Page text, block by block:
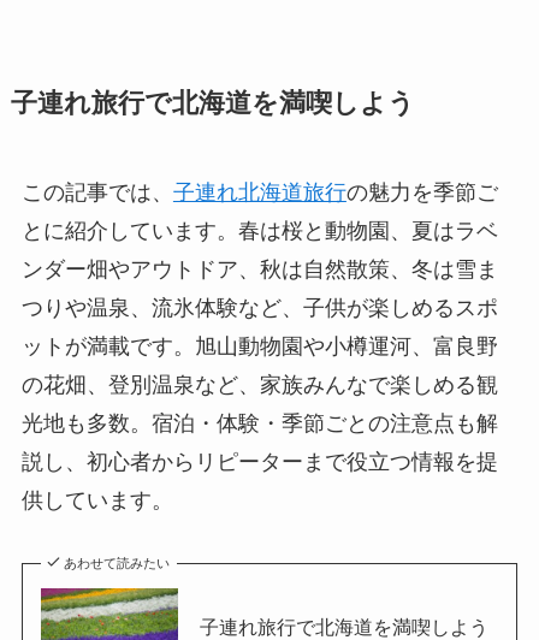
子連れ旅行で北海道を満喫しよう
この記事では、 子連れ北海道旅行の魅力を季節ご
とに紹介しています。春は桜と動物園、夏はラベ
ンダー畑やアウトドア、秋は自然散策、冬は雪ま
つりや温泉、流氷体験など、子供が楽しめるスポ
ットが満載です。旭山動物園や小樽運河、富良野
の花畑、登別温泉など、家族みんなで楽しめる観
光地も多数。宿泊・体験・季節ごとの注意点も解
説し、初心者からリピーターまで役立つ情報を提
供しています。
あわせて読みたい
子連れ旅行で北海道を満喫しよう